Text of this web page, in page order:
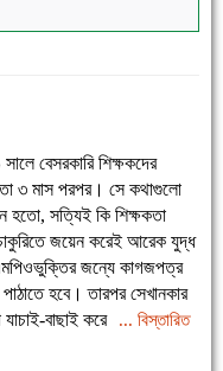
বেসরকারি শিক্ষকদের
৩ মাস পরপর। সে কথাগুলো
হতো, সত্যিই কি শিক্ষকতা
জয়েন করেই আরেক যুদ্ধ
জন্যে কাগজপত্র
হবে। তারপর সেখানকার
যাচাই-বাছাই করে
... বিস্তারিত